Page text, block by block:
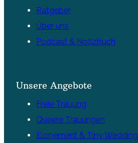
Ratgeber
Über uns
Podcast & Notizbuch
Unsere Angebote
Freie Trauung
Queere Trauungen
Elopement & Tiny Wedding